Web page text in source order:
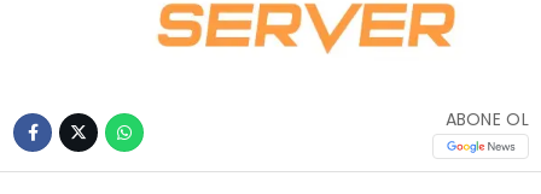
ABONE OL